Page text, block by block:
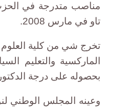
مناصب متدرجة في
تاو في مارس 2008.
تخرج شي من كلية العلوم
الماركسية والتعليم
بحصوله على درجة